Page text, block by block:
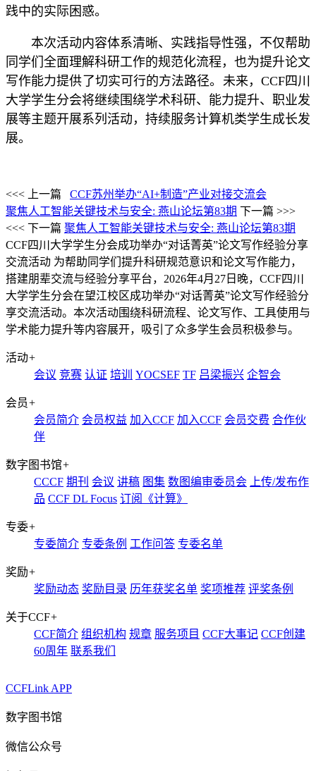
践中的实际困惑。
本次活动内容体系清晰、实践指导性强，不仅帮助
同学们全面理解科研工作的规范化流程，也为提升论文
写作能力提供了切实可行的方法路径。未来，CCF四川
大学学生分会将继续围绕学术科研、能力提升、职业发
展等主题开展系列活动，持续服务计算机类学生成长发
展。
<<< 上一篇
CCF苏州举办“AI+制造”产业对接交流会
聚焦人工智能关键技术与安全: 燕山论坛第83期 下一篇 >>>
<<< 下一篇 聚焦人工智能关键技术与安全: 燕山论坛第83期
CCF四川大学学生分会成功举办“对话菁英”论文写作经验分享
交流活动 为帮助同学们提升科研规范意识和论文写作能力，
搭建朋辈交流与经验分享平台，2026年4月27日晚，CCF四川
大学学生分会在望江校区成功举办“对话菁英”论文写作经验分
享交流活动。本次活动围绕科研流程、论文写作、工具使用与
学术能力提升等内容展开，吸引了众多学生会员积极参与。
活动+
会议 竞赛 认证 培训 YOCSEF TF 吕梁振兴 企智会
会员+
会员简介 会员权益 加入CCF 加入CCF 会员交费 合作伙
伴
数字图书馆+
CCCF 期刊 会议 讲稿 图集 数图编审委员会
上传/发布作
品 CCF DL Focus 订阅《计算》
专委+
专委简介 专委条例 工作问答 专委名单
奖励+
奖励动态 奖励目录 历年获奖名单 奖项推荐 评奖条例
关于CCF+
CCF简介 组织机构 规章 服务项目 CCF大事记 CCF创建
60周年 联系我们
CCFLink APP
数字图书馆
微信公众号